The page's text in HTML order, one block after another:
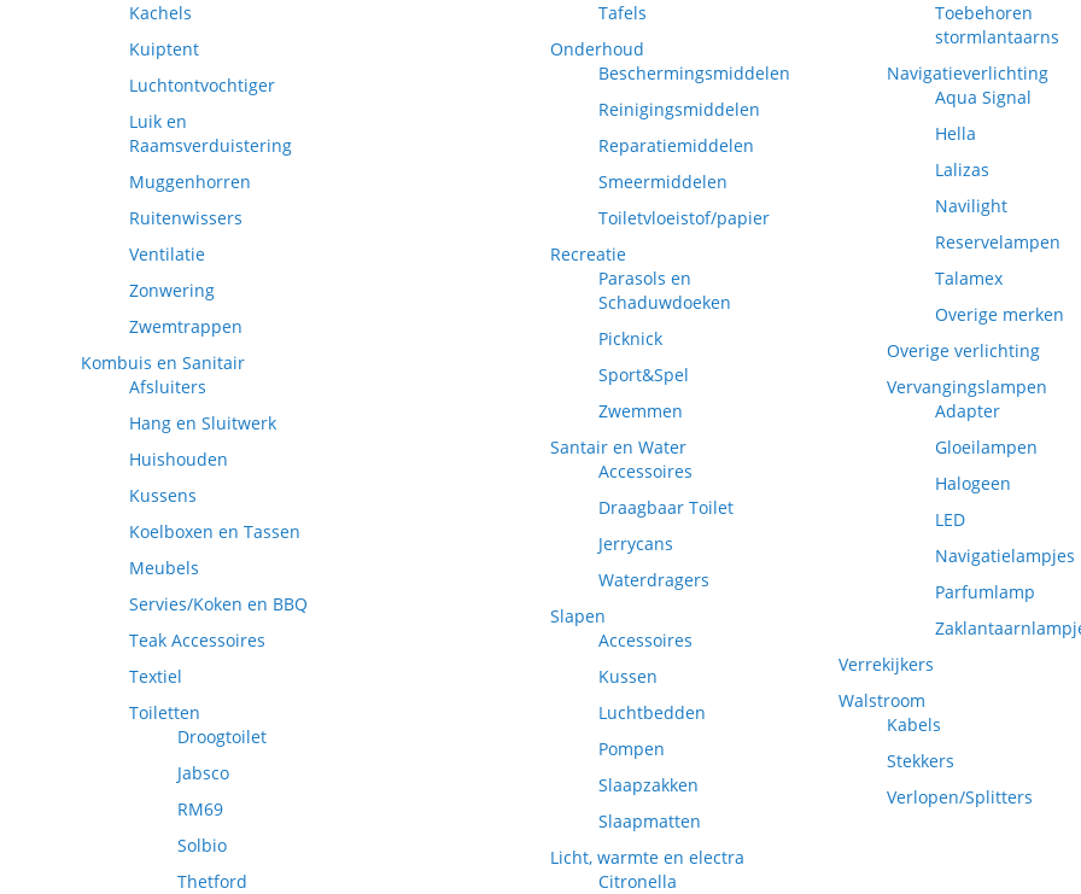
Kachels
Kuiptent
Luchtontvochtiger
Luik en
Raamsverduistering
Muggenhorren
Ruitenwissers
Ventilatie
Zonwering
Zwemtrappen
Kombuis en Sanitair
Afsluiters
Hang en Sluitwerk
Huishouden
Kussens
Koelboxen en Tassen
Meubels
Servies/Koken en BBQ
Teak Accessoires
Textiel
Toiletten
Droogtoilet
Jabsco
RM69
Solbio
Thetford
Tafels
Onderhoud
Beschermingsmiddelen
Reinigingsmiddelen
Reparatiemiddelen
Smeermiddelen
Toiletvloeistof/papier
Recreatie
Parasols en
Schaduwdoeken
Picknick
Sport&Spel
Zwemmen
Santair en Water
Accessoires
Draagbaar Toilet
Jerrycans
Waterdragers
Slapen
Accessoires
Kussen
Luchtbedden
Pompen
Slaapzakken
Slaapmatten
Licht, warmte en electra
Citronella
Toebehoren
stormlantaarns
Navigatieverlichting
Aqua Signal
Hella
Lalizas
Navilight
Reservelampen
Talamex
Overige merken
Overige verlichting
Vervangingslampen
Adapter
Gloeilampen
Halogeen
LED
Navigatielampjes
Parfumlamp
Verrekijkers
Walstroom
Kabels
Stekkers
Verlopen/Splitters